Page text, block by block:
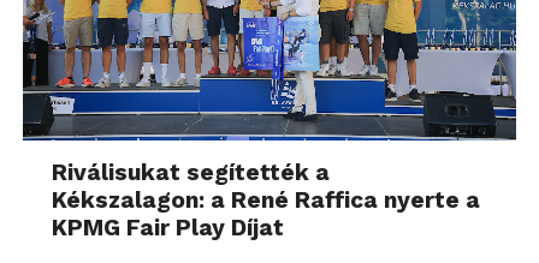
Riválisukat segítették a
Kékszalagon: a René Raffica nyerte a
KPMG Fair Play Díjat